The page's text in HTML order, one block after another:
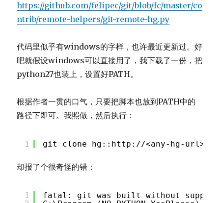
https://github.com/felipec/git/blob/fc/master/co
ntrib/remote-helpers/git-remote-hg.py
代码里似乎有windows的字样，也许最近更新过。好
吧就假设windows可以直接用了，我下载了一份，把
python27也装上，设置好PATH。
根据作者一贯的口气，只要把脚本也放到PATH中的
路径下即可。我照做，然后执行：
1 git clone hg:: http://<any-hg-url>
却报了个很奇怪的错：
1
fatal: git was built without